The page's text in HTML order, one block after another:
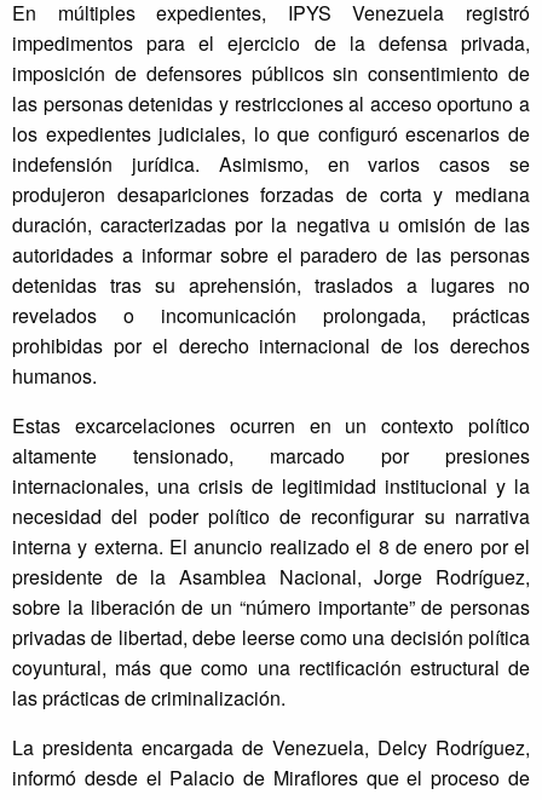
En múltiples expedientes, IPYS Venezuela registró
impedimentos para el ejercicio de la defensa privada,
imposición de defensores públicos sin consentimiento de
las personas detenidas y restricciones al acceso oportuno a
los expedientes judiciales, lo que configuró escenarios de
indefensión jurídica. Asimismo, en varios casos se
produjeron desapariciones forzadas de corta y mediana
duración, caracterizadas por la negativa u omisión de las
autoridades a informar sobre el paradero de las personas
detenidas tras su aprehensión, traslados a lugares no
revelados o incomunicación prolongada, prácticas
prohibidas por el derecho internacional de los derechos
humanos.
Estas excarcelaciones ocurren en un contexto político
altamente tensionado, marcado por presiones
internacionales, una crisis de legitimidad institucional y la
necesidad del poder político de reconfigurar su narrativa
interna y externa. El anuncio realizado el 8 de enero por el
presidente de la Asamblea Nacional, Jorge Rodríguez,
sobre la liberación de un “número importante” de personas
privadas de libertad, debe leerse como una decisión política
coyuntural, más que como una rectificación estructural de
las prácticas de criminalización.
La presidenta encargada de Venezuela, Delcy Rodríguez,
informó desde el Palacio de Miraflores que el proceso de